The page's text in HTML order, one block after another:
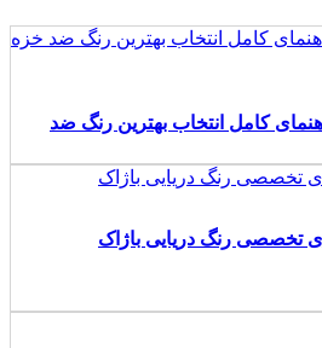
کامل انتخاب بهترین رنگ ضد
تخصصی رنگ دریایی باژاک